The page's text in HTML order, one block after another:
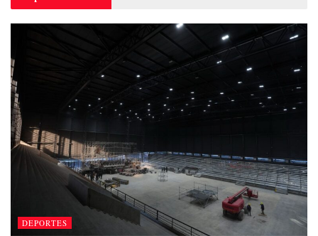
DEPORTES